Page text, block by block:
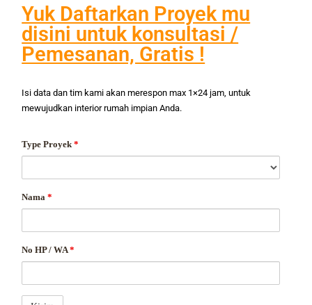
Yuk Daftarkan Proyek mu
disini untuk konsultasi /
Pemesanan, Gratis !
Isi data dan tim kami akan merespon max 1×24 jam, untuk
mewujudkan interior rumah impian Anda.
Type Proyek*
Nama*
No HP / WA*